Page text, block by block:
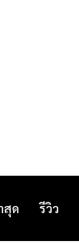
สุด รีวิว